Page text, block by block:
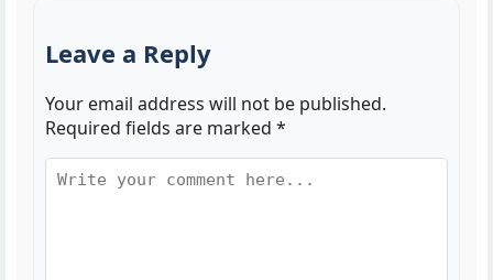
Leave a Reply
Your email address will not be published.
Required fields are marked *